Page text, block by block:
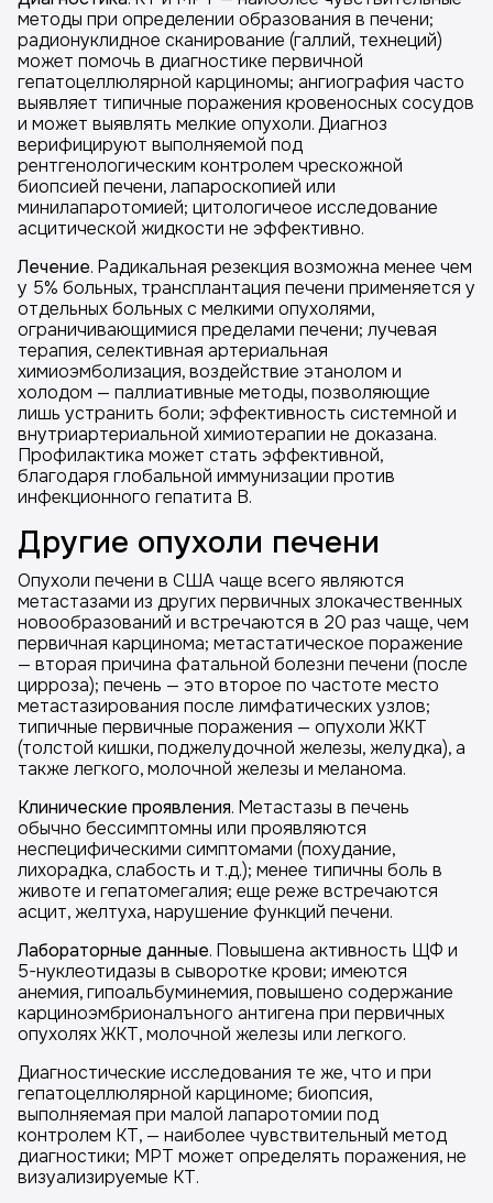
методы при определении образования в печени;
радионуклидное сканирование (галлий, технеций)
может помочь в диагностике первичной
гепатоцеллюлярной карциномы; ангиография часто
выявляет типичные поражения кровеносных сосудов
и может выявлять мелкие опухоли. Диагноз
верифицируют выполняемой под
рентгенологическим контролем чрескожной
биопсией печени, лапароскопией или
минилапаротомией; цитологичеое исследование
асцитической жидкости не эффективно.
Лечение. Радикальная резекция возможна менее чем
у 5% больных, трансплантация печени применяется у
отдельных больных с мелкими опухолями,
ограничивающимися пределами печени; лучевая
терапия, селективная артериальная
химиоэмболизация, воздействие этанолом и
холодом — паллиативные методы, позволяющие
лишь устранить боли; эффективность системной и
внутриартериальной химиотерапии не доказана.
Профилактика может стать эффективной,
благодаря глобальной иммунизации против
инфекционного гепатита В.
Другие опухоли печени
Опухоли печени в США чаще всего являются
метастазами из других первичных злокачественных
новообразований и встречаются в 20 раз чаще, чем
первичная карцинома; метастатическое поражение
— вторая причина фатальной болезни печени (после
цирроза); печень — это второе по частоте место
метастазирования после лимфатических узлов;
типичные первичные поражения — опухоли ЖКТ
(толстой кишки, поджелудочной железы, желудка), а
также легкого, молочной железы и меланома.
Клинические проявления. Метастазы в печень
обычно бессимптомны или проявляются
неспецифическими симптомами (похудание,
лихорадка, слабость и т.д.); менее типичны боль в
животе и гепатомегалия; еще реже встречаются
асцит, желтуха, нарушение функций печени.
Лабораторные данные. Повышена активность ЩФ и
5-нуклеотидазы в сыворотке крови; имеются
анемия, гипоальбуминемия, повышено содержание
карциноэмбрионалъного антигена при первичных
опухолях ЖКТ, молочной железы или легкого.
Диагностические исследования те же, что и при
гепатоцеллюлярной карциноме; биопсия,
выполняемая при малой лапаротомии под
контролем КТ, — наиболее чувствительный метод
диагностики; МРТ может определять поражения, не
визуализируемые КТ.